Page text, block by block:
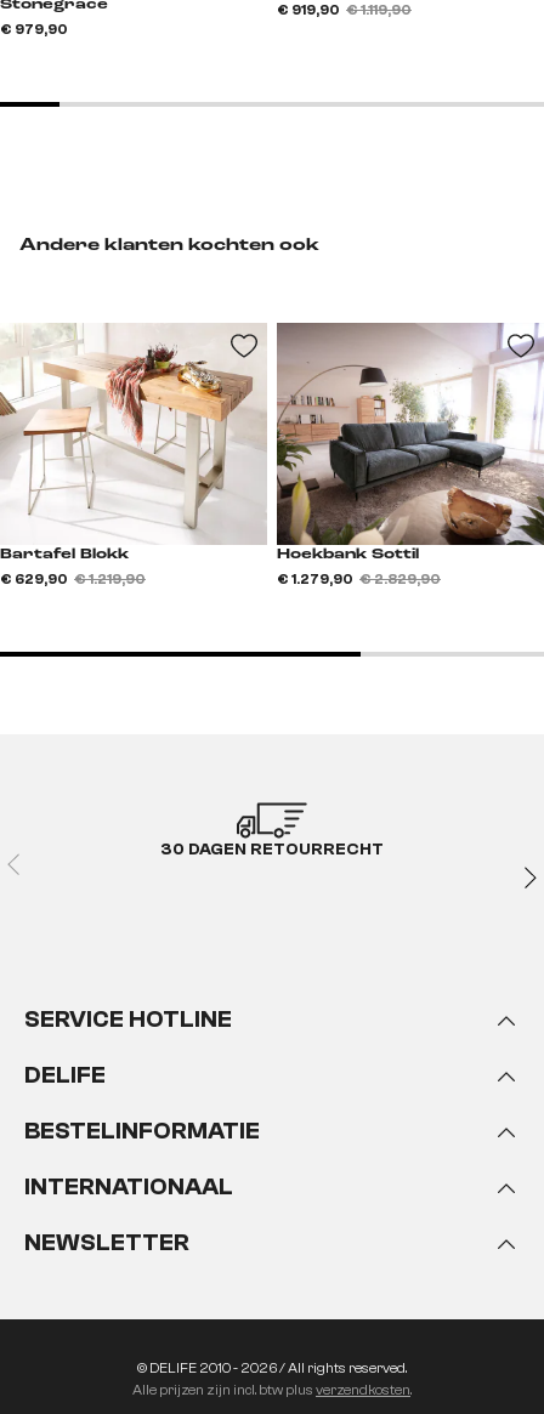
Andere klanten kochten ook
Bartafel Blokk
€ 629,90 € 1.219,90
Hoekbank Sottil
€ 1.279,90 € 2.829,90
Stonegrace
€ 979,90
€ 919,90 € 1.119,90
30 DAGEN RETOURRECHT
SERVICE HOTLINE
DELIFE
BESTELINFORMATIE
INTERNATIONAAL
NEWSLETTER
© DELIFE 2010 - 2026 / All rights reserved.
Alle prijzen zijn incl. btw plus verzendkosten.